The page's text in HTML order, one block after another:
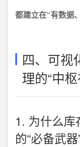
都建立在“有数据
四、可视
理的“中
1. 为什么
的“必备武器